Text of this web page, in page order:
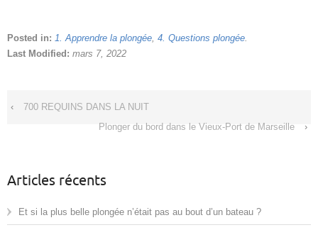
Posted in: 1. Apprendre la plongée 4. Questions plongée
Last Modified: mars 7, 2022
‹
700 REQUINS DANS LA NUIT
Plonger du bord dans le Vieux-Port de Marseille
›
Articles récents
Et si la plus belle plongée n’était pas au bout d’un bateau ?